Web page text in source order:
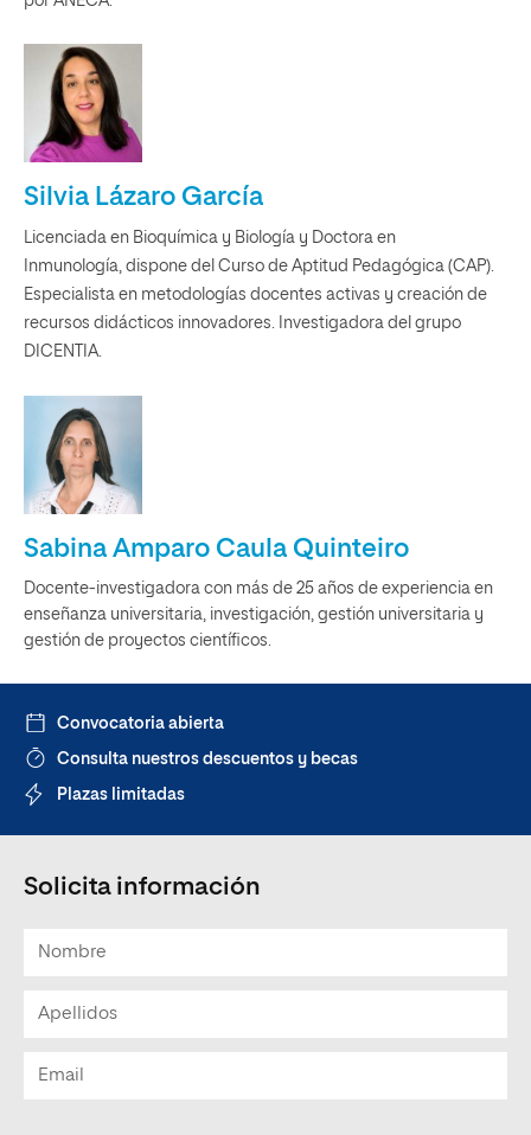
Silvia Lázaro García
Licenciada en Bioquímica y Biología y Doctora en
Inmunología, dispone del Curso de Aptitud Pedagógica (CAP).
Especialista en metodologías docentes activas y creación de
recursos didácticos innovadores. Investigadora del grupo
DICENTIA.
Sabina Amparo Caula Quinteiro
Docente-investigadora con más de 25 años de experiencia en
enseñanza universitaria, investigación, gestión universitaria y
gestión de proyectos científicos.
Convocatoria abierta
Consulta nuestros descuentos y becas
Plazas limitadas
Solicita información